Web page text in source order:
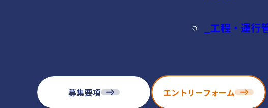
工程・運行
募集要項 エントリーフォーム